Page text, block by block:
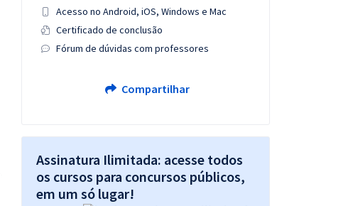
Acesso no Android, iOS, Windows e Mac
Certificado de conclusão
Fórum de dúvidas com professores
Compartilhar
Assinatura Ilimitada: acesse todos
os cursos para concursos públicos,
em um só lugar!